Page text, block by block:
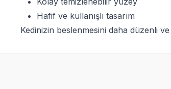
Hafif ve kullanışlı tasarım
Kedinizin beslenmesini daha düzenli